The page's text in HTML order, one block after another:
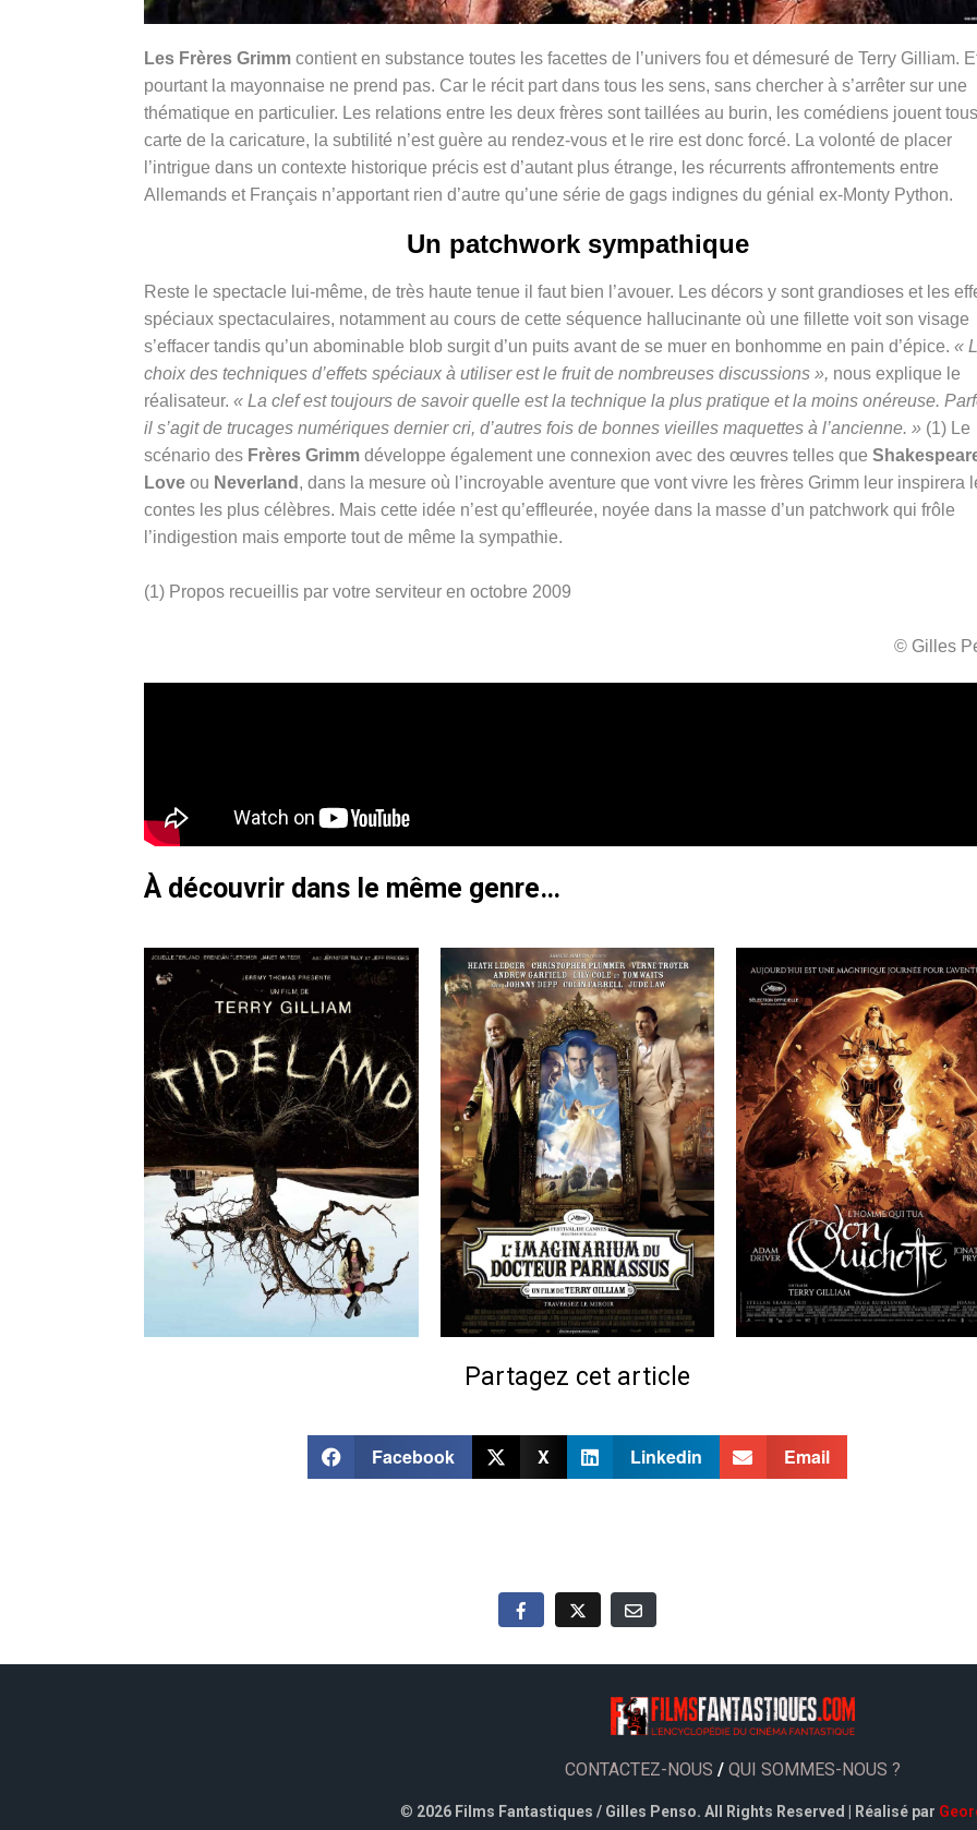
Les Frères Grimm contient en substance toutes les facettes de l’univers fou et démesuré de Terry Gilliam.
pourtant la mayonnaise ne prend pas. Car le récit part dans tous les sens, sans chercher à s’arrêter sur une
thématique en particulier. Les relations entre les deux frères sont taillées au burin, les comédiens jouent
carte de la caricature, la subtilité n’est guère au rendez-vous et le rire est donc forcé. La volonté de placer
l’intrigue dans un contexte historique précis est d’autant plus étrange, les récurrents affrontements entre
Allemands et Français n’apportant rien d’autre qu’une série de gags indignes du génial ex-Monty Python.
Un patchwork sympathique
Reste le spectacle lui-même, de très haute tenue il faut bien l’avouer. Les décors y sont grandioses et les
spéciaux spectaculaires, notamment au cours de cette séquence hallucinante où une fillette voit son visage
s’effacer tandis qu’un abominable blob surgit d’un puits avant de se muer en bonhomme en pain d’épice. «
choix des techniques d’effets spéciaux à utiliser est le fruit de nombreuses discussions », nous explique le
réalisateur. « La clef est toujours de savoir quelle est la technique la plus pratique et la moins onéreuse.
il s’agit de trucages numériques dernier cri, d’autres fois de bonnes vieilles maquettes à l’ancienne. » (1) Le
scénario des Frères Grimm développe également une connexion avec des œuvres telles que
Love ou Neverland , dans la mesure où l’incroyable aventure que vont vivre les frères Grimm leur inspirera
contes les plus célèbres. Mais cette idée n’est qu’effleurée, noyée dans la masse d’un patchwork qui frôle
l’indigestion mais emporte tout de même la sympathie.
(1) Propos recueillis par votre serviteur en octobre 2009
© Gilles
À découvrir dans le même genre…
Partagez cet article
Facebook X Linkedin Email
CONTACTEZ-NOUS / QUI SOMMES-NOUS ?
© 2026 Films Fantastiques / Gilles Penso. All Rights Reserved | Réalisé par